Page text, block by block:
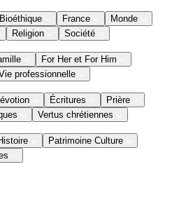
Bioéthique France
Monde
Religion Société
For Her et For Him
professionnelle
Écritures
Prière
Vertus chrétiennes
Patrimoine Culture